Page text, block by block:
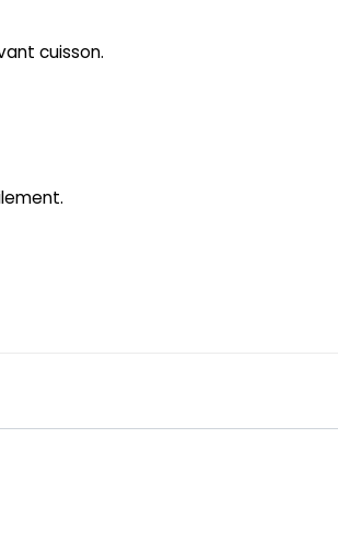
cuisson.